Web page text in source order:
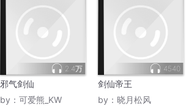
2.4万
邪气剑仙
by： 可爱熊_KW
4540
剑仙帝王
by： 晓月松风